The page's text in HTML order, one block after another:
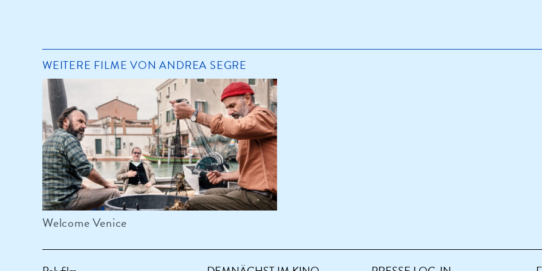
WEITERE FILME VON ANDREA SEGRE
Welcome Venice